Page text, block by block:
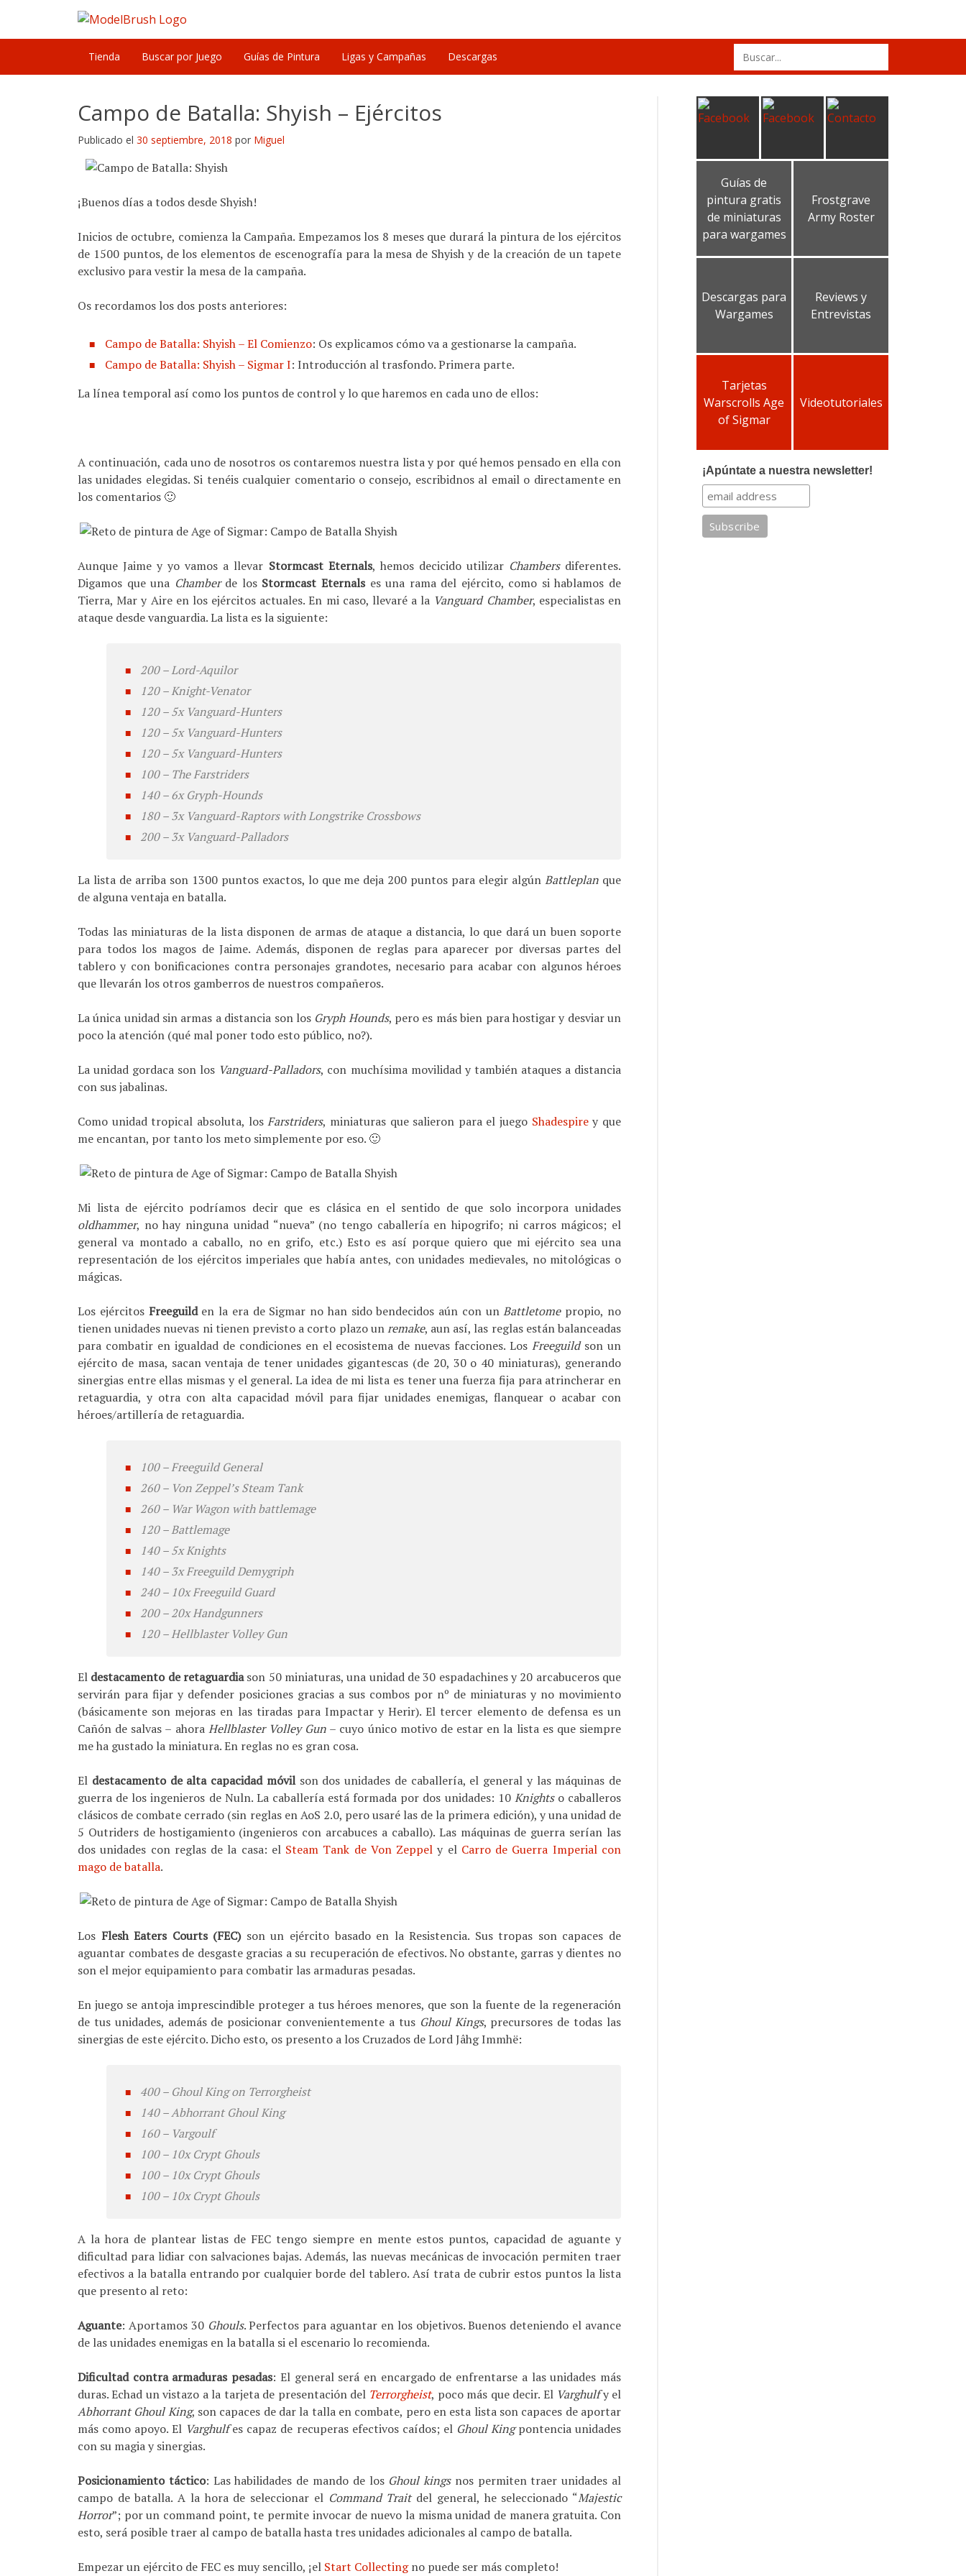
content
Tienda Buscar por Juego Guías de Pintura Ligas y Campañas Descargas
Search
for:
Campo de Batalla: Shyish – Ejércitos
Publicado el 30 septiembre, 2018 por Miguel
¡Buenos días a todos desde Shyish!
Inicios de octubre, comienza la Campaña. Empezamos los 8 meses que durará la pintura de los ejércitos
de 1500 puntos, de los elementos de escenografía para la mesa de Shyish y de la creación de un tapete
exclusivo para vestir la mesa de la campaña.
Os recordamos los dos posts anteriores:
Campo de Batalla: Shyish – El Comienzo: Os explicamos cómo va a gestionarse la campaña.
Campo de Batalla: Shyish – Sigmar I: Introducción al trasfondo. Primera parte.
La línea temporal así como los puntos de control y lo que haremos en cada uno de ellos:
A continuación, cada uno de nosotros os contaremos nuestra lista y por qué hemos pensado en ella con
las unidades elegidas. Si tenéis cualquier comentario o consejo, escribidnos al email o directamente en
los comentarios 🙂
Aunque Jaime y yo vamos a llevar Stormcast Eternals, hemos decicido utilizar Chambersdiferentes.
Digamos que una Chamberde los Stormcast Eternalses una rama del ejército, como si hablamos de
Tierra, Mar y Aire en los ejércitos actuales. En mi caso, llevaré a la Vanguard Chamber, especialistas en
ataque desde vanguardia. La lista es la siguiente:
200 – Lord-Aquilor
120 – Knight-Venator
120 – 5x Vanguard-Hunters
120 – 5x Vanguard-Hunters
120 – 5x Vanguard-Hunters
100 – The Farstriders
140 – 6x Gryph-Hounds
180 – 3x Vanguard-Raptors with Longstrike Crossbows
200 – 3x Vanguard-Palladors
La lista de arriba son 1300 puntos exactos, lo que me deja 200 puntos para elegir algúnBattleplan que
de alguna ventaja en batalla.
Todas las miniaturas de la lista disponen de armas de ataque a distancia, lo que dará un buen soporte
para todos los magos de Jaime. Además, disponen de reglas para aparecer por diversas partes del
tablero y con bonificaciones contra personajes grandotes, necesario para acabar con algunos héroes
que llevarán los otros gamberros de nuestros compañeros.
La única unidad sin armas a distancia son los Gryph Hounds, pero es más bien para hostigar y desviar un
poco la atención (qué mal poner todo esto público, no?).
La unidad gordaca son los Vanguard-Palladors, con muchísima movilidad y también ataques a distancia
con sus jabalinas.
Como unidad tropical absoluta, losFarstriders, miniaturas que salieron para el juego Shadespirey que
me encantan, por tanto los meto simplemente por eso. 🙂
Mi lista de ejército podríamos decir que es clásica en el sentido de que solo incorpora unidades
oldhammer, no hay ninguna unidad “nueva” (no tengo caballería en hipogrifo; ni carros mágicos; el
general va montado a caballo, no en grifo, etc.) Esto es así porque quiero que mi ejército sea una
representación de los ejércitos imperiales que había antes, con unidades medievales, no mitológicas o
mágicas.
Los ejércitos Freeguilden la era de Sigmar no han sido bendecidos aún con unBattletomepropio, no
tienen unidades nuevas ni tienen previsto a corto plazo unremake, aun así, las reglas están balanceadas
para combatir en igualdad de condiciones en el ecosistema de nuevas facciones. LosFreeguildson un
ejército de masa, sacan ventaja de tener unidades gigantescas (de 20, 30 o 40 miniaturas), generando
sinergias entre ellas mismas y el general. La idea de mi lista es tener una fuerza fija para atrincherar en
retaguardia, y otra con alta capacidad móvil para fijar unidades enemigas, flanquear o acabar con
héroes/artillería de retaguardia.
100 – Freeguild General
260 – Von Zeppel’s Steam Tank
260 – War Wagon with battlemage
120 – Battlemage
140 – 5x Knights
140 – 3x Freeguild Demygriph
240 – 10x Freeguild Guard
200 – 20x Handgunners
120 – Hellblaster Volley Gun
El destacamento de retaguardiason 50 miniaturas, una unidad de 30 espadachines y 20 arcabuceros que
servirán para fijar y defender posiciones gracias a sus combos por nº de miniaturas y no movimiento
(básicamente son mejoras en las tiradas para Impactar y Herir). El tercer elemento de defensa es un
Cañón de salvas – ahora Hellblaster Volley Gun – cuyo único motivo de estar en la lista es que siempre
me ha gustado la miniatura. En reglas no es gran cosa.
El destacamento de alta capacidad móvilson dos unidades de caballería, el general y las máquinas de
guerra de los ingenieros de Nuln. La caballería está formada por dos unidades: 10 Knightso caballeros
clásicos de combate cerrado (sin reglas en AoS 2.0, pero usaré las de la primera edición), y una unidad de
5 Outriders de hostigamiento (ingenieros con arcabuces a caballo). Las máquinas de guerra serían las
dos unidades con reglas de la casa: el Steam Tank de Von Zeppel y el Carro de Guerra Imperial con
mago de batalla.
Los Flesh Eaters Courts (FEC)son un ejército basado en la Resistencia. Sus tropas son capaces de
aguantar combates de desgaste gracias a su recuperación de efectivos. No obstante, garras y dientes no
son el mejor equipamiento para combatir las armaduras pesadas.
En juego se antoja imprescindible proteger a tus héroes menores, que son la fuente de la regeneración
de tus unidades, además de posicionar convenientemente a tus Ghoul Kings, precursores de todas las
sinergias de este ejército. Dicho esto, os presento a los Cruzados de Lord Jâhg Immhë:
400 – Ghoul King on Terrorgheist
140 – Abhorrant Ghoul King
160 – Vargoulf
100 – 10x Crypt Ghouls
100 – 10x Crypt Ghouls
100 – 10x Crypt Ghouls
A la hora de plantear listas de FEC tengo siempre en mente estos puntos, capacidad de aguante y
dificultad para lidiar con salvaciones bajas. Además, las nuevas mecánicas de invocación permiten traer
efectivos a la batalla entrando por cualquier borde del tablero. Así trata de cubrir estos puntos la lista
que presento al reto:
Aguante: Aportamos 30 Ghouls. Perfectos para aguantar en los objetivos. Buenos deteniendo el avance
de las unidades enemigas en la batalla si el escenario lo recomienda.
Dificultad contra armaduras pesadas: El general será en encargado de enfrentarse a las unidades más
duras. Echad un vistazo a la tarjeta de presentación del Terrorgheist, poco más que decir. El Varghulfy el
Abhorrant Ghoul King, son capaces de dar la talla en combate, pero en esta lista son capaces de aportar
más como apoyo. El Varghulfes capaz de recuperas efectivos caídos; el Ghoul Kingpontencia unidades
con su magia y sinergias.
Posicionamiento táctico: Las habilidades de mando de los Ghoul kingsnos permiten traer unidades al
campo de batalla. A la hora de seleccionar el Command Traitdel general, he seleccionado “Majestic
Horror”; por un command point, te permite invocar de nuevo la misma unidad de manera gratuita. Con
esto, será posible traer al campo de batalla hasta tres unidades adicionales al campo de batalla.
Empezar un ejército de FEC es muy sencillo, ¡el Start Collectingno puede ser más completo!
Guías de
pintura gratis
de miniaturas
para wargames
Frostgrave
Army Roster
Descargas para
Wargames
Reviews y
Entrevistas
Tarjetas
Warscrolls Age
of Sigmar
Videotutoriales
¡Apúntate a nuestra newsletter!